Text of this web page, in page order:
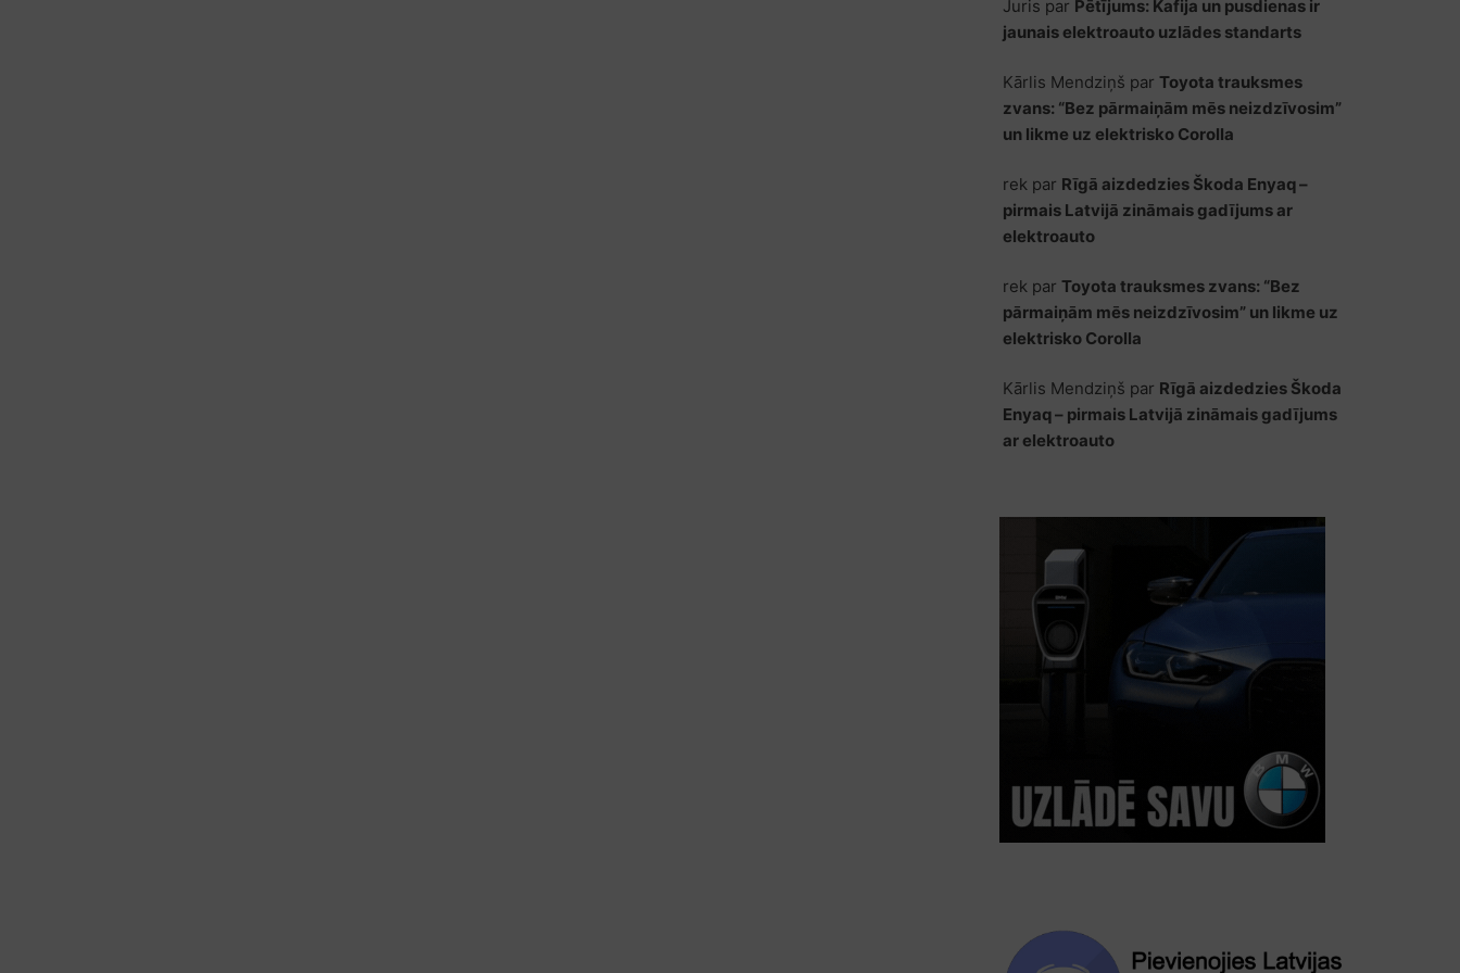
Juris par Pētījums: Kafija un pusdienas ir
jaunais elektroauto uzlādes standarts
Kārlis Mendziņš par Toyota trauksmes
zvans: “Bez pārmaiņām mēs neizdzīvosim”
un likme uz elektrisko Corolla
rekpar Rīgā aizdedzies Škoda Enyaq –
pirmais Latvijā zināmais gadījums ar
elektroauto
rekpar Toyota trauksmes zvans: “Bez
pārmaiņām mēs neizdzīvosim” un likme uz
elektrisko Corolla
Kārlis Mendziņš par Rīgā aizdedzies Škoda
Enyaq – pirmais Latvijā zināmais gadījums
ar elektroauto